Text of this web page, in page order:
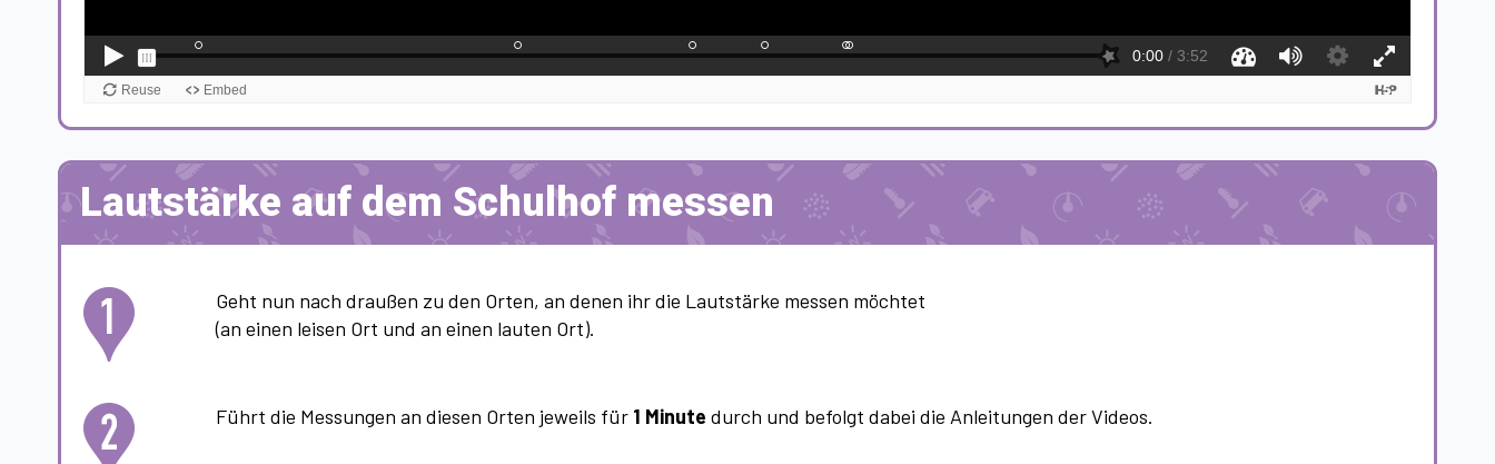
Lautstärke auf dem Schulhof messen
Geht nun nach draußen zu den Orten, an denen ihr die Lautstärke messen möchtet
(an einen leisen Ort und an einen lauten Ort).
Führt die Messungen an diesen Orten jeweils für 1 Minutedurch und befolgt dabei die Anleitungen der Videos.